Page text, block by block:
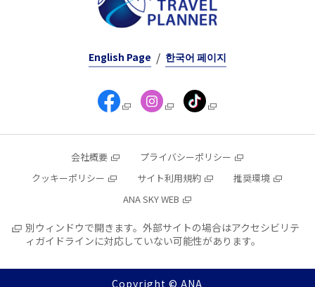
English Page 한국어 페이지
会社概要
プライバシーポリシー
クッキーポリシー
サイト利用規約
推奨環境
ANA SKY WEB
別ウィンドウで開きます。外部サイトの場合はアクセシビリテ
ィガイドラインに対応していない可能性があります。
Copyright © ANA